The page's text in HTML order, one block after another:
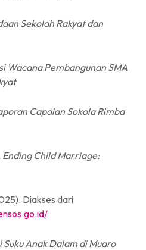
Sekolah Rakyat dan
Wacana Pembangunan SMA
Capaian Sokola Rimba
Ending Child Marriage:
Diakses dari
Anak Dalam di Muaro